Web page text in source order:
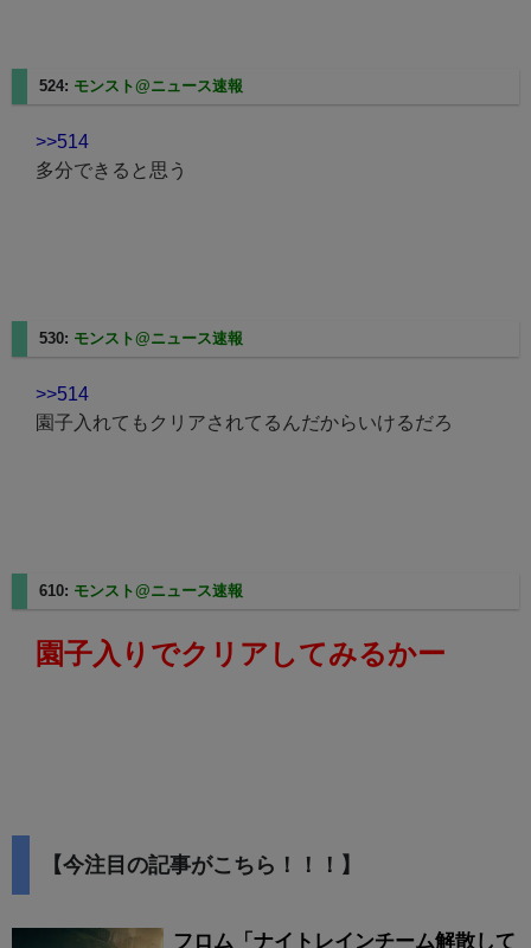
524: モンスト@ニュース速報
>>514
多分できると思う
530: モンスト@ニュース速報
>>514
園子入れてもクリアされてるんだからいけるだろ
610: モンスト@ニュース速報
園子入りでクリアしてみるかー
【今注目の記事がこちら！！！】
フロム「ナイトレインチーム解散して